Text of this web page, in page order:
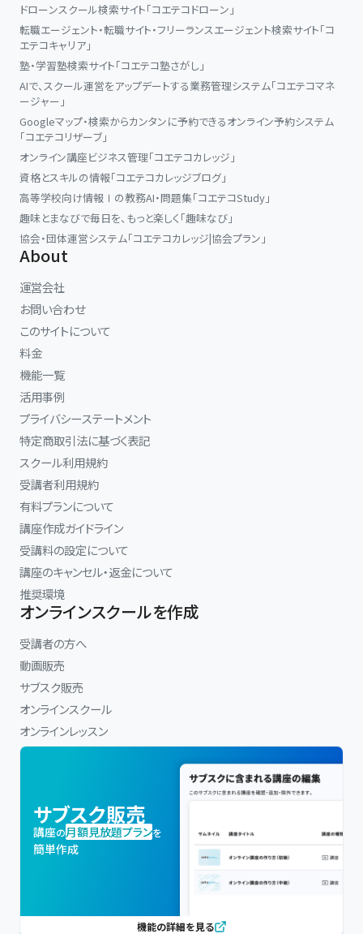
「常に新しい自分に出会う」
ピアノを学ぶ方にも、身体や感性の可能性を広げたい方にも。
このスクールは、今までの学び方では届かなかった領域へ進むため
1989年生まれ。
東京音楽大学ピアノ演奏家コース卒業。
フライブルク音楽大学卒業。
ドイツ留学当初、教授より自身の演奏を「ジャパニーズスタイルだ」
と指摘されたことをきっかけに、身体を自在に使い、楽器を鳴らし切
るための技術研究に着手。4年後の卒業試験では、全教授から満点
の評価を受け、最優秀の成績で卒業した。
現在は、ショパンの演奏法を基礎にした「身体と音から見直すピアノ
演奏法」の普及に力を注いでおり、基礎講座《ピアノ上達への最短距
離》や、《限界突破》体と脳を覚醒させる３つの理論などの講座を展
開。著書に『日本のピアノ常識は世界の非常識？』がある。
ピアニストとして演奏活動を行うほか、ピアノ演奏、身体の使い方、
ドローンスクール検索サイト「コエテコドローン」
転職エージェント・転職サイト・フリーランスエージェント検索サイト「コ
エテコキャリア」
塾・学習塾検索サイト「コエテコ塾さがし」
AIで、スクール運営をアップデートする業務管理システム「コエテコマネ
ージャー」
Googleマップ・検索からカンタンに予約できるオンライン予約システム
「コエテコリザーブ」
オンライン講座ビジネス管理「コエテコカレッジ」
資格とスキルの情報「コエテコカレッジブログ」
高等学校向け情報Ⅰの教務AI・問題集「コエテコStudy」
趣味とまなびで毎日を、もっと楽しく「趣味なび」
協会・団体運営システム「コエテコカレッジ|協会プラン」
About
運営会社
お問い合わせ
このサイトについて
料金
機能一覧
活用事例
プライバシーステートメント
特定商取引法に基づく表記
スクール利用規約
受講者利用規約
有料プランについて
講座作成ガイドライン
受講料の設定について
講座のキャンセル・返金について
推奨環境
オンラインスクールを作成
受講者の方へ
動画販売
サブスク販売
オンラインスクール
オンラインレッスン
サブスク販売
講座の月額見放題プランを
簡単作成
機能の詳細を見る